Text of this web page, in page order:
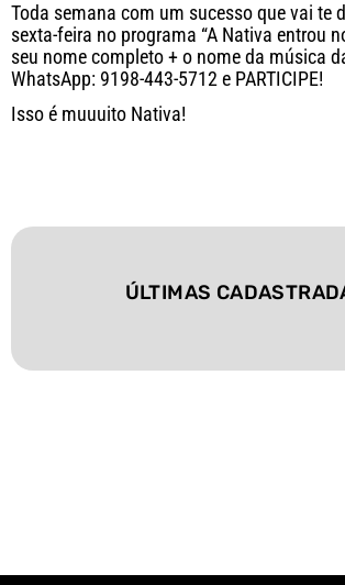
Toda semana com um sucesso que vai te
sexta-feira no programa “A Nativa entrou
seu nome completo + o nome da música
WhatsApp: 9198-443-5712 e PARTICIPE!
Isso é muuuito Nativa!
ÚLTIMAS